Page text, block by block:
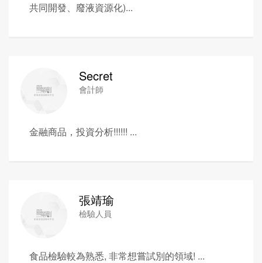
共同開發、廢液資源化)...
Secret
會計師
金融商品，投資分析!!!!!! ...
張靖瑜
檢驗人員
食品檢驗較為熟悉, 非常想嘗試別的領域! ...